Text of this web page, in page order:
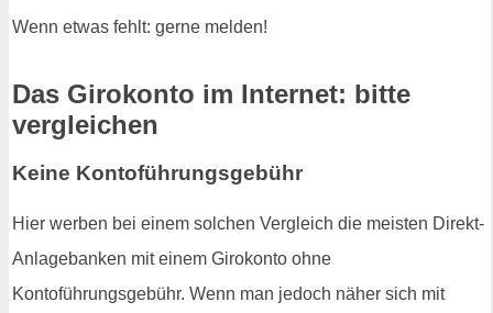
Wenn etwas fehlt: gerne melden!
Das Girokonto im Internet: bitte
vergleichen
Keine Kontoführungsgebühr
Hier werben bei einem solchen Vergleich die meisten Direkt-
Anlagebanken mit einem Girokonto ohne
Kontoführungsgebühr. Wenn man jedoch näher sich mit